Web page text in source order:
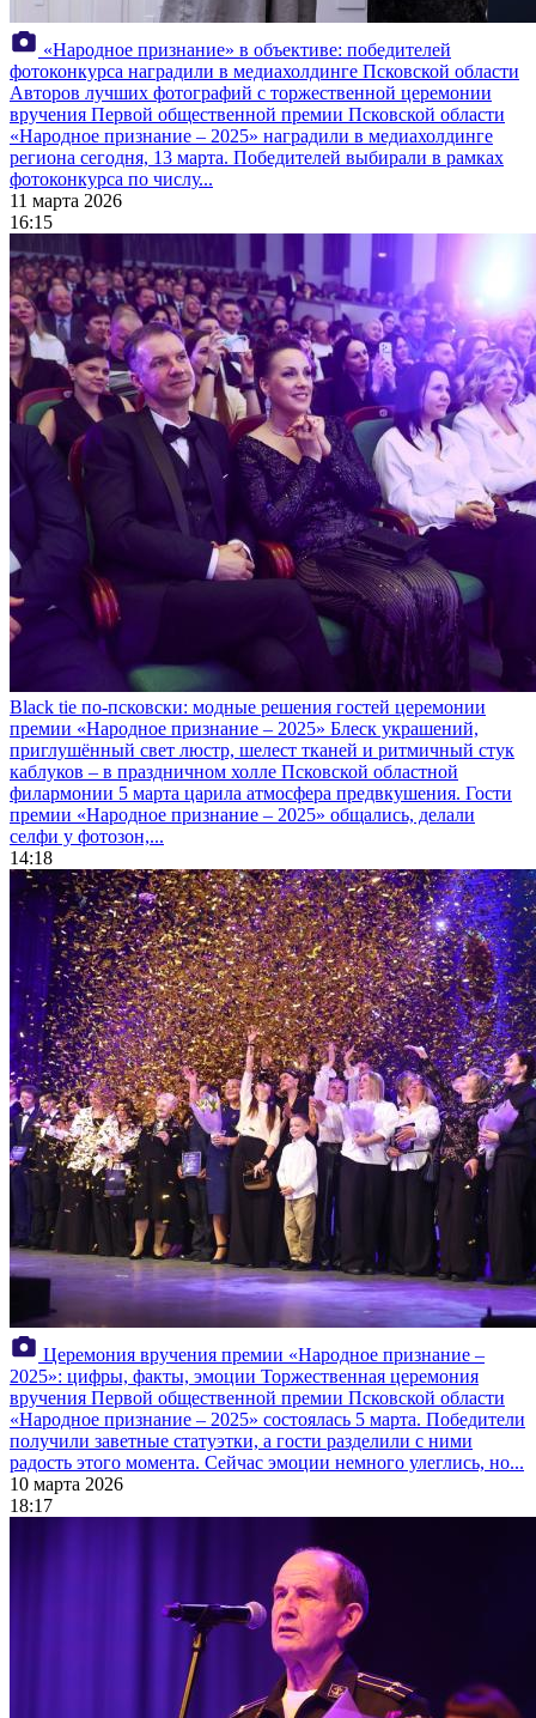
«Народное признание» в объективе: победителей
фотоконкурса наградили в медиахолдинге Псковской области
Авторов лучших фотографий с торжественной церемонии
вручения Первой общественной премии Псковской области
«Народное признание – 2025» наградили в медиахолдинге
региона сегодня, 13 марта. Победителей выбирали в рамках
фотоконкурса по числу...
11 марта 2026
16:15
Black tie по-псковски: модные решения гостей церемонии
премии «Народное признание – 2025» Блеск украшений,
приглушённый свет люстр, шелест тканей и ритмичный стук
каблуков – в праздничном холле Псковской областной
филармонии 5 марта царила атмосфера предвкушения. Гости
премии «Народное признание – 2025» общались, делали
селфи у фотозон,...
14:18
Церемония вручения премии «Народное признание –
2025»: цифры, факты, эмоции Торжественная церемония
вручения Первой общественной премии Псковской области
«Народное признание – 2025» состоялась 5 марта. Победители
получили заветные статуэтки, а гости разделили с ними
радость этого момента. Сейчас эмоции немного улеглись, но...
10 марта 2026
18:17